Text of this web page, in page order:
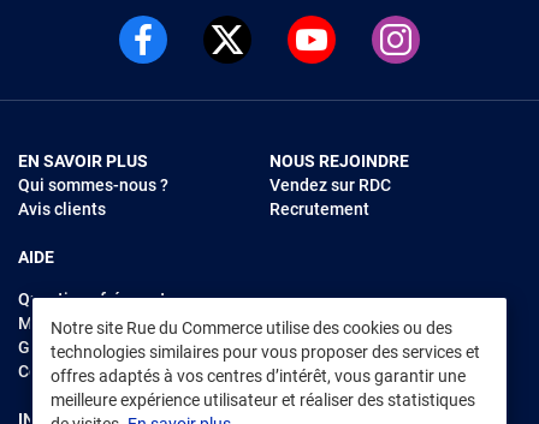
Notre site Rue du Commerce utilise des cookies ou des
technologies similaires pour vous proposer des services et
offres adaptés à vos centres d’intérêt, vous garantir une
meilleure expérience utilisateur et réaliser des statistiques
EN SAVOIR PLUS
Qui sommes-nous ?
Avis clients
AIDE
Questions fréquentes
Modes de règlements
Garantie et retours
Contacter Rue du Commerce
NOUS REJOINDRE
Vendez sur RDC
Recrutement
INFORMATIONS LÉGALES